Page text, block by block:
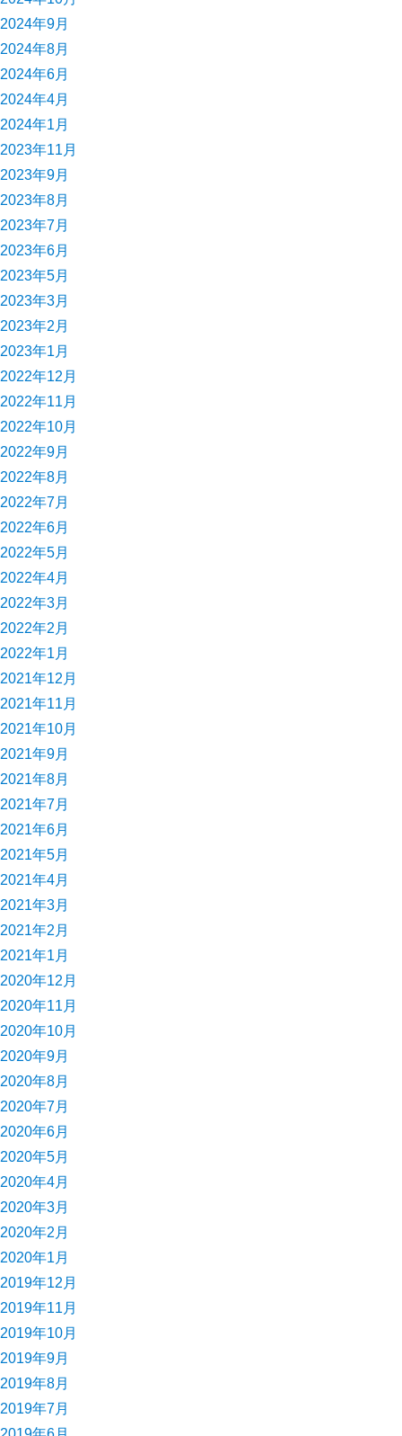
2024年9月
2024年8月
2024年6月
2024年4月
2024年1月
2023年11月
2023年9月
2023年8月
2023年7月
2023年6月
2023年5月
2023年3月
2023年2月
2023年1月
2022年12月
2022年11月
2022年10月
2022年9月
2022年8月
2022年7月
2022年6月
2022年5月
2022年4月
2022年3月
2022年2月
2022年1月
2021年12月
2021年11月
2021年10月
2021年9月
2021年8月
2021年7月
2021年6月
2021年5月
2021年4月
2021年3月
2021年2月
2021年1月
2020年12月
2020年11月
2020年10月
2020年9月
2020年8月
2020年7月
2020年6月
2020年5月
2020年4月
2020年3月
2020年2月
2020年1月
2019年12月
2019年11月
2019年10月
2019年9月
2019年8月
2019年7月